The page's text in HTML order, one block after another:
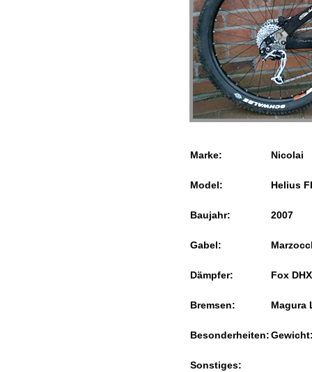
Marke: Nicolai
Model: Helius
Baujahr: 2007
Gabel:
Dämpfer: Fox
Bremsen: Magura
Besonderheiten:
Sonstiges: